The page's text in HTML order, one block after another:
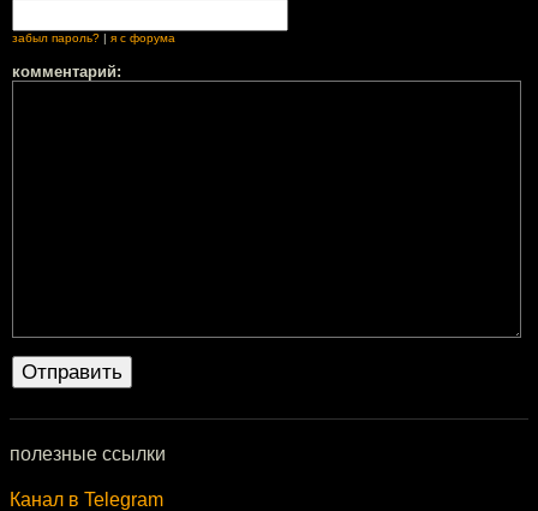
забыл пароль? | я с форума
комментарий:
полезные ссылки
Канал в Telegram